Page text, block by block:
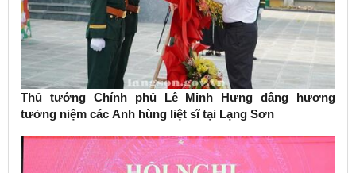
Thủ tướng Chính phủ Lê Minh Hưng dâng hương
tưởng niệm các Anh hùng liệt sĩ tại Lạng Sơn